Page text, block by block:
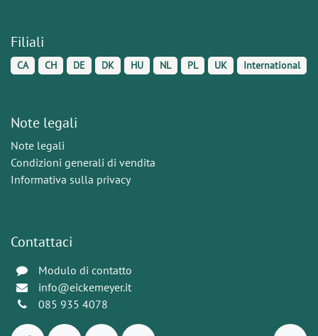
Filiali
CA CH DE DK HU NL PL UK International
Note legali
Note legali
Condizioni generali di vendita
Informativa sulla privacy
Contattaci
Modulo di contatto
info@eickemeyer.it
085 935 4078